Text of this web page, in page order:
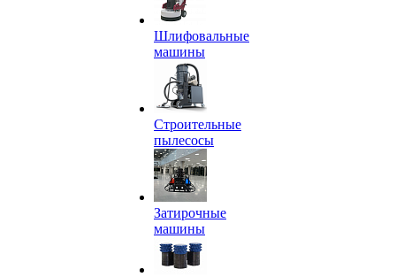
Шлифовальные
машины
Строительные
пылесосы
Затирочные
машины